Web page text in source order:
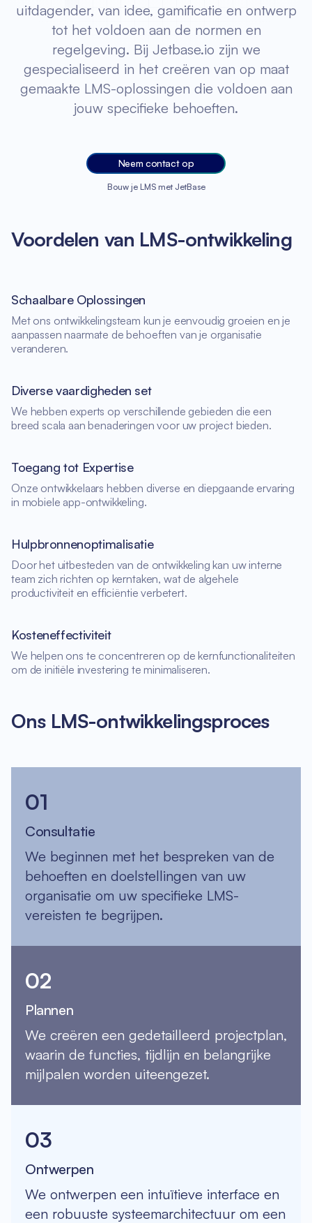
uitdagender, van idee, gamificatie en ontwerp
tot het voldoen aan de normen en
regelgeving. Bij Jetbase.io zijn we
gespecialiseerd in het creëren van op maat
gemaakte LMS-oplossingen die voldoen aan
jouw specifieke behoeften.
Neem contact op
Bouw je LMS met JetBase
Voordelen van LMS-ontwikkeling
Schaalbare Oplossingen
Met ons ontwikkelingsteam kun je eenvoudig groeien en je
aanpassen naarmate de behoeften van je organisatie
veranderen.
Diverse vaardigheden set
We hebben experts op verschillende gebieden die een
breed scala aan benaderingen voor uw project bieden.
Toegang tot Expertise
Onze ontwikkelaars hebben diverse en diepgaande ervaring
in mobiele app-ontwikkeling.
Hulpbronnenoptimalisatie
Door het uitbesteden van de ontwikkeling kan uw interne
team zich richten op kerntaken, wat de algehele
productiviteit en efficiëntie verbetert.
Kosteneffectiviteit
We helpen ons te concentreren op de kernfunctionaliteiten
om de initiële investering te minimaliseren.
Ons LMS-ontwikkelingsproces
01
Consultatie
We beginnen met het bespreken van de
behoeften en doelstellingen van uw
organisatie om uw specifieke LMS-
vereisten te begrijpen.
02
Plannen
We creëren een gedetailleerd projectplan,
waarin de functies, tijdlijn en belangrijke
mijlpalen worden uiteengezet.
03
Ontwerpen
We ontwerpen een intuïtieve interface en
een robuuste systeemarchitectuur om een